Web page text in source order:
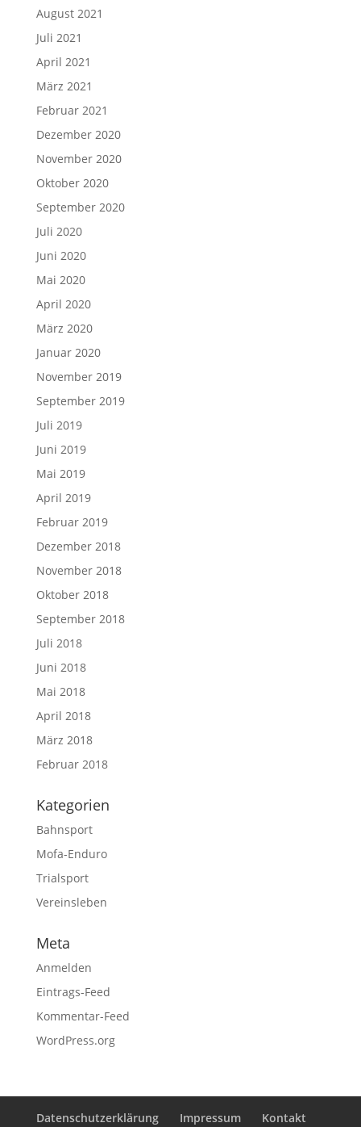
August 2021
Juli 2021
April 2021
März 2021
Februar 2021
Dezember 2020
November 2020
Oktober 2020
September 2020
Juli 2020
Juni 2020
Mai 2020
April 2020
März 2020
Januar 2020
November 2019
September 2019
Juli 2019
Juni 2019
Mai 2019
April 2019
Februar 2019
Dezember 2018
November 2018
Oktober 2018
September 2018
Juli 2018
Juni 2018
Mai 2018
April 2018
März 2018
Februar 2018
Kategorien
Bahnsport
Mofa-Enduro
Trialsport
Vereinsleben
Meta
Anmelden
Eintrags-Feed
Kommentar-Feed
WordPress.org
Datenschutzerklärung Impressum Kontakt